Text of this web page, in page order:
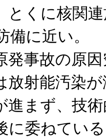
とくに核関
備に近い。
発事故の原
射能汚染
進まず、技
に委ねてい